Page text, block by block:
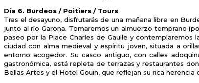
Día 6. Burdeos / Poitiers / Tours
Tras el desayuno, disfrutarás de una mañana libre en
junto al río Garona. Tomaremos un almuerzo temprano
paseo por la Place Charles de Gaulle y contemplaremos
ciudad con alma medieval y espíritu joven, situada a
entorno acogedor. Su casco antiguo, con calles
gastronómica, está repleta de terrazas y restaurantes
Bellas Artes y el Hotel Gouin, que reflejan su rica